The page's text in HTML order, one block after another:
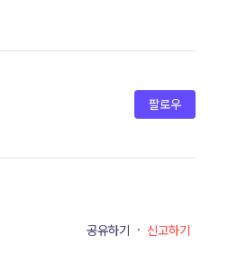
팔로우
공유하기 · 신고하기